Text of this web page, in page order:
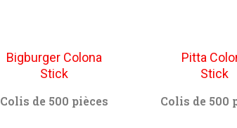
Bigburger Colona
Stick
Colis de 500 pièces
Pitta
Stick
Colis de 500